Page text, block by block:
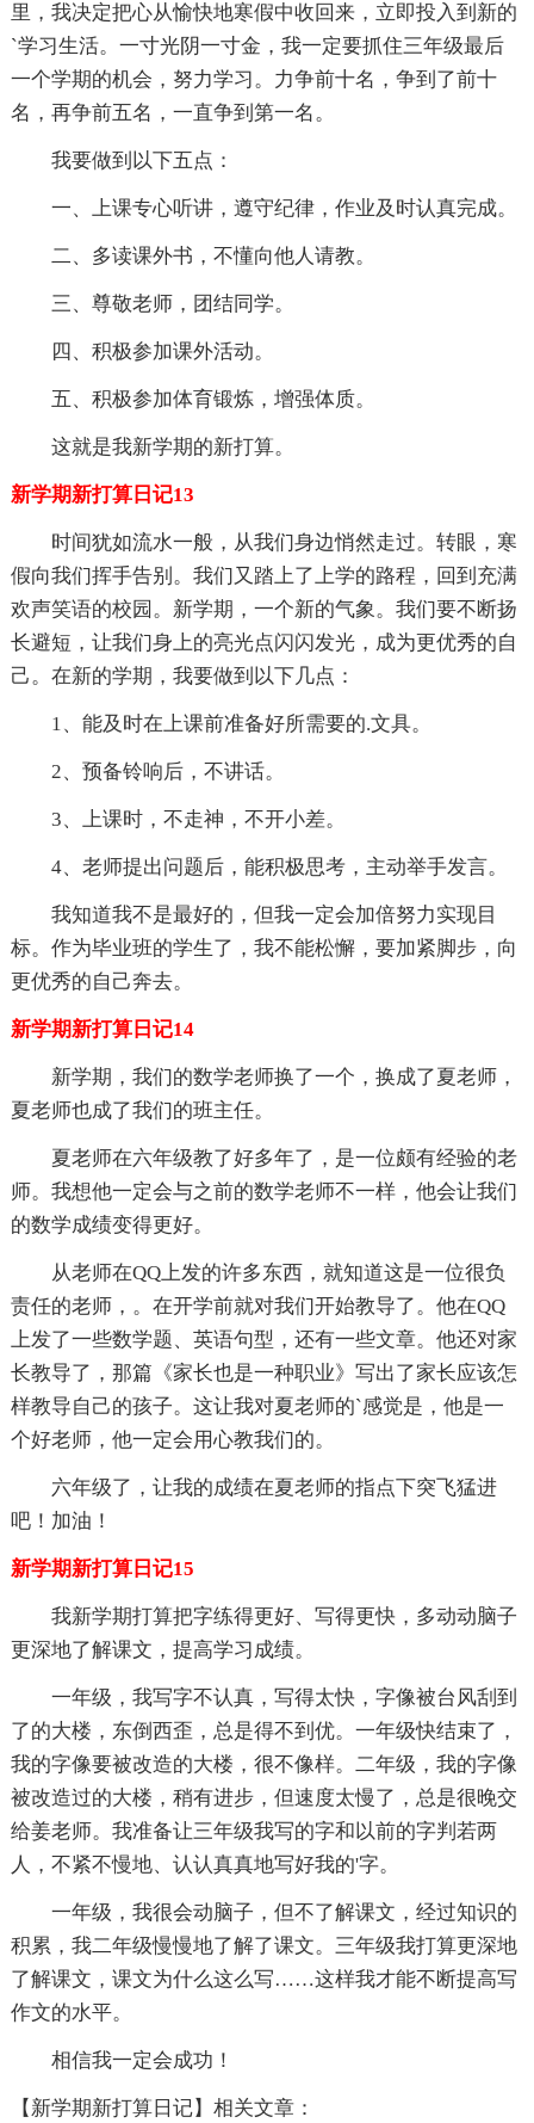
里，我决定把心从愉快地寒假中收回来，立即投入到新的
`学习生活。一寸光阴一寸金，我一定要抓住三年级最后
一个学期的机会，努力学习。力争前十名，争到了前十
名，再争前五名，一直争到第一名。
我要做到以下五点：
一、上课专心听讲，遵守纪律，作业及时认真完成。
二、多读课外书，不懂向他人请教。
三、尊敬老师，团结同学。
四、积极参加课外活动。
五、积极参加体育锻炼，增强体质。
这就是我新学期的新打算。
新学期新打算日记13
时间犹如流水一般，从我们身边悄然走过。转眼，寒
假向我们挥手告别。我们又踏上了上学的路程，回到充满
欢声笑语的校园。新学期，一个新的气象。我们要不断扬
长避短，让我们身上的亮光点闪闪发光，成为更优秀的自
己。在新的学期，我要做到以下几点：
1、能及时在上课前准备好所需要的.文具。
2、预备铃响后，不讲话。
3、上课时，不走神，不开小差。
4、老师提出问题后，能积极思考，主动举手发言。
我知道我不是最好的，但我一定会加倍努力实现目
标。作为毕业班的学生了，我不能松懈，要加紧脚步，向
更优秀的自己奔去。
新学期新打算日记14
新学期，我们的数学老师换了一个，换成了夏老师，
夏老师也成了我们的班主任。
夏老师在六年级教了好多年了，是一位颇有经验的老
师。我想他一定会与之前的数学老师不一样，他会让我们
的数学成绩变得更好。
从老师在QQ上发的许多东西，就知道这是一位很负
责任的老师，。在开学前就对我们开始教导了。他在QQ
上发了一些数学题、英语句型，还有一些文章。他还对家
长教导了，那篇《家长也是一种职业》写出了家长应该怎
样教导自己的孩子。这让我对夏老师的`感觉是，他是一
个好老师，他一定会用心教我们的。
六年级了，让我的成绩在夏老师的指点下突飞猛进
吧！加油！
新学期新打算日记15
我新学期打算把字练得更好、写得更快，多动动脑子
更深地了解课文，提高学习成绩。
一年级，我写字不认真，写得太快，字像被台风刮到
了的大楼，东倒西歪，总是得不到优。一年级快结束了，
我的字像要被改造的大楼，很不像样。二年级，我的字像
被改造过的大楼，稍有进步，但速度太慢了，总是很晚交
给姜老师。我准备让三年级我写的字和以前的字判若两
人，不紧不慢地、认认真真地写好我的'字。
一年级，我很会动脑子，但不了解课文，经过知识的
积累，我二年级慢慢地了解了课文。三年级我打算更深地
了解课文，课文为什么这么写……这样我才能不断提高写
作文的水平。
相信我一定会成功！
【新学期新打算日记】相关文章：